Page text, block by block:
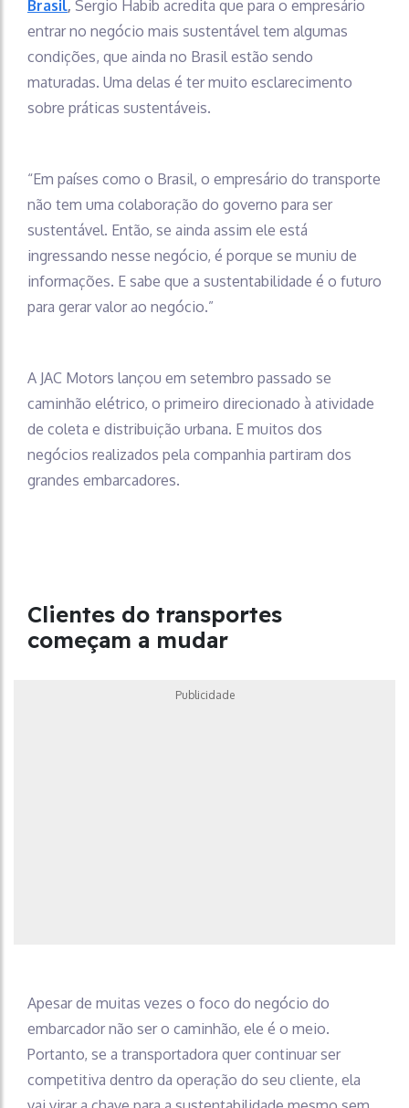
Brasil, Sergio Habib acredita que para o empresário
entrar no negócio mais sustentável tem algumas
condições, que ainda no Brasil estão sendo
maturadas. Uma delas é ter muito esclarecimento
sobre práticas sustentáveis.
“Em países como o Brasil, o empresário do transporte
não tem uma colaboração do governo para ser
sustentável. Então, se ainda assim ele está
ingressando nesse negócio, é porque se muniu de
informações. E sabe que a sustentabilidade é o futuro
para gerar valor ao negócio.”
A JAC Motors lançou em setembro passado se
caminhão elétrico, o primeiro direcionado à atividade
de coleta e distribuição urbana. E muitos dos
negócios realizados pela companhia partiram dos
grandes embarcadores.
Clientes do transportes
começam a mudar
Publicidade
Apesar de muitas vezes o foco do negócio do
embarcador não ser o caminhão, ele é o meio.
Portanto, se a transportadora quer continuar ser
competitiva dentro da operação do seu cliente, ela